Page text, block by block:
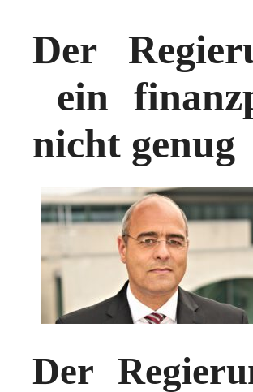
Der
ein
nicht genug
Der